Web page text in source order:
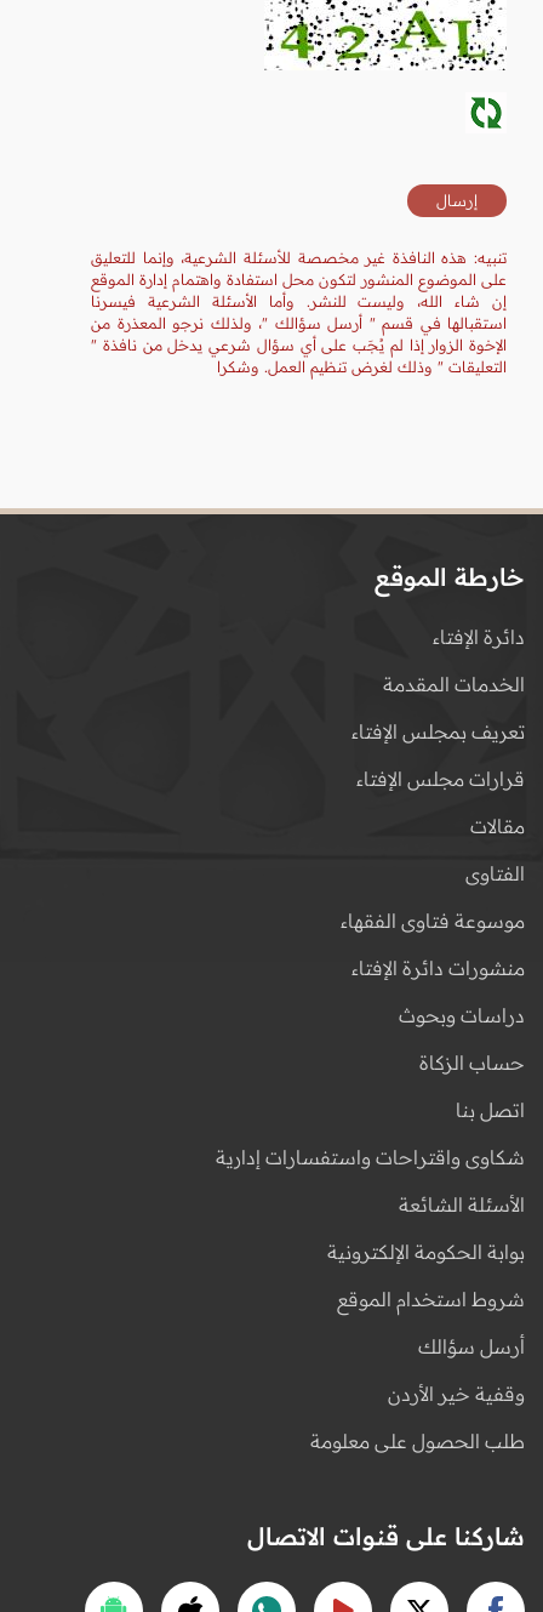
تنبيه: هذه النافذة غير مخصصة للأسئلة الشرعية، وإنما للتعليق
على الموضوع المنشور لتكون محل استفادة واهتمام إدارة الموقع
إن شاء الله، وليست للنشر. وأما الأسئلة الشرعية فيسرنا
استقبالها في قسم " أرسل سؤالك "، ولذلك نرجو المعذرة من
الإخوة الزوار إذا لم يُجَب على أي سؤال شرعي يدخل من نافذة "
التعليقات " وذلك لغرض تنظيم العمل. وشكرا
خارطة الموقع
دائرة الإفتاء
الخدمات المقدمة
تعريف بمجلس الإفتاء
قرارات مجلس الإفتاء
مقالات
الفتاوى
موسوعة فتاوى الفقهاء
منشورات دائرة الإفتاء
دراسات وبحوث
حساب الزكاة
اتصل بنا
شكاوى واقتراحات واستفسارات إدارية
الأسئلة الشائعة
بوابة الحكومة الإلكترونية
شروط استخدام الموقع
أرسل سؤالك
وقفية خير الأردن
طلب الحصول على معلومة
شاركنا على قنوات الاتصال